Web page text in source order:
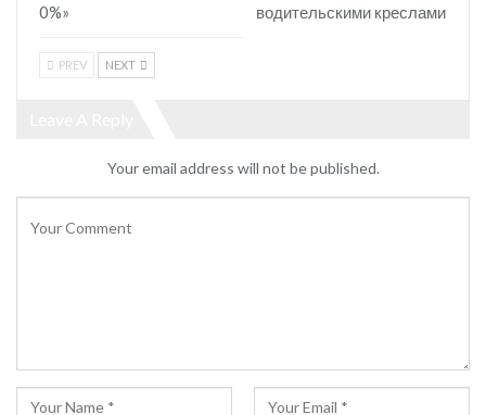
0%»
водительскими креслами
PREV NEXT
Your email address will not be published.